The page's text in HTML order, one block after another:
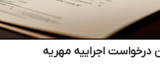
درخواست اجراییه مهریه